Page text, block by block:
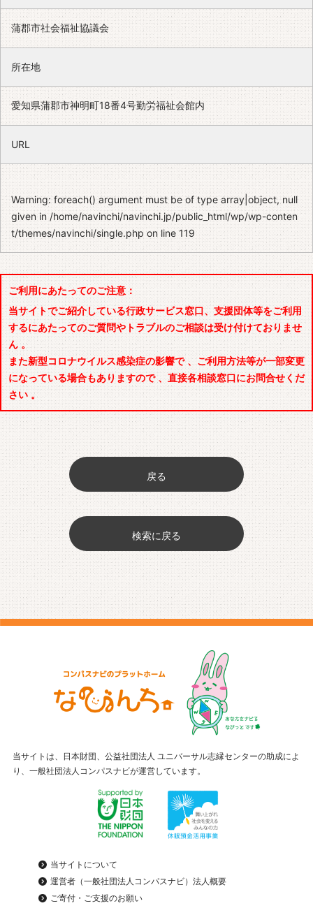
蒲郡市社会福祉協議会
所在地
愛知県蒲郡市神明町18番4号勤労福祉会館内
URL
Warning: foreach() argument must be of type array|object, null
given in/home/navinchi/navinchi.jp/public_html/wp/wp-conten
t/themes/navinchi/single.php on line119
ご利用にあたってのご注意：
当サイトでご紹介している行政サービス窓口、支援団体等をご利用
するにあたってのご質問やトラブルのご相談は受け付けておりませ
ん 。
また新型コロナウイルス感染症の影響で 、ご利用方法等が一部変更
になっている場合もありますので 、直接各相談窓口にお問合せくだ
さい 。
戻る
検索に戻る
当サイトは、日本財団、公益社団法人 ユニバーサル志縁センターの助成によ
り、一般社団法人コンパスナビが運営しています。
当サイトについて
運営者（一般社団法人コンパスナビ）法人概要
ご寄付・ご支援のお願い